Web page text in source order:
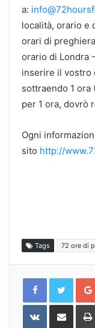
a:
località, orario e
orari di
orario di Londra
inserire il vostro
sottraendo 1 ora
per 1 ora, dovrò
Ogni
sito http://
Tags 72 ore di
VKontakteShare
Email